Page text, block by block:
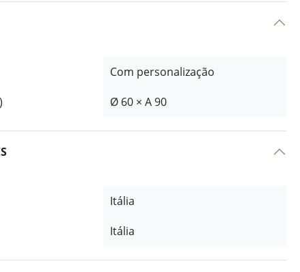
Com personalização
Ø 60 × A 90
Itália
Itália